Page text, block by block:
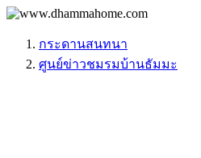
กระดานสนทนา
ศูนย์ข่าวชมรมบ้านธัมมะ